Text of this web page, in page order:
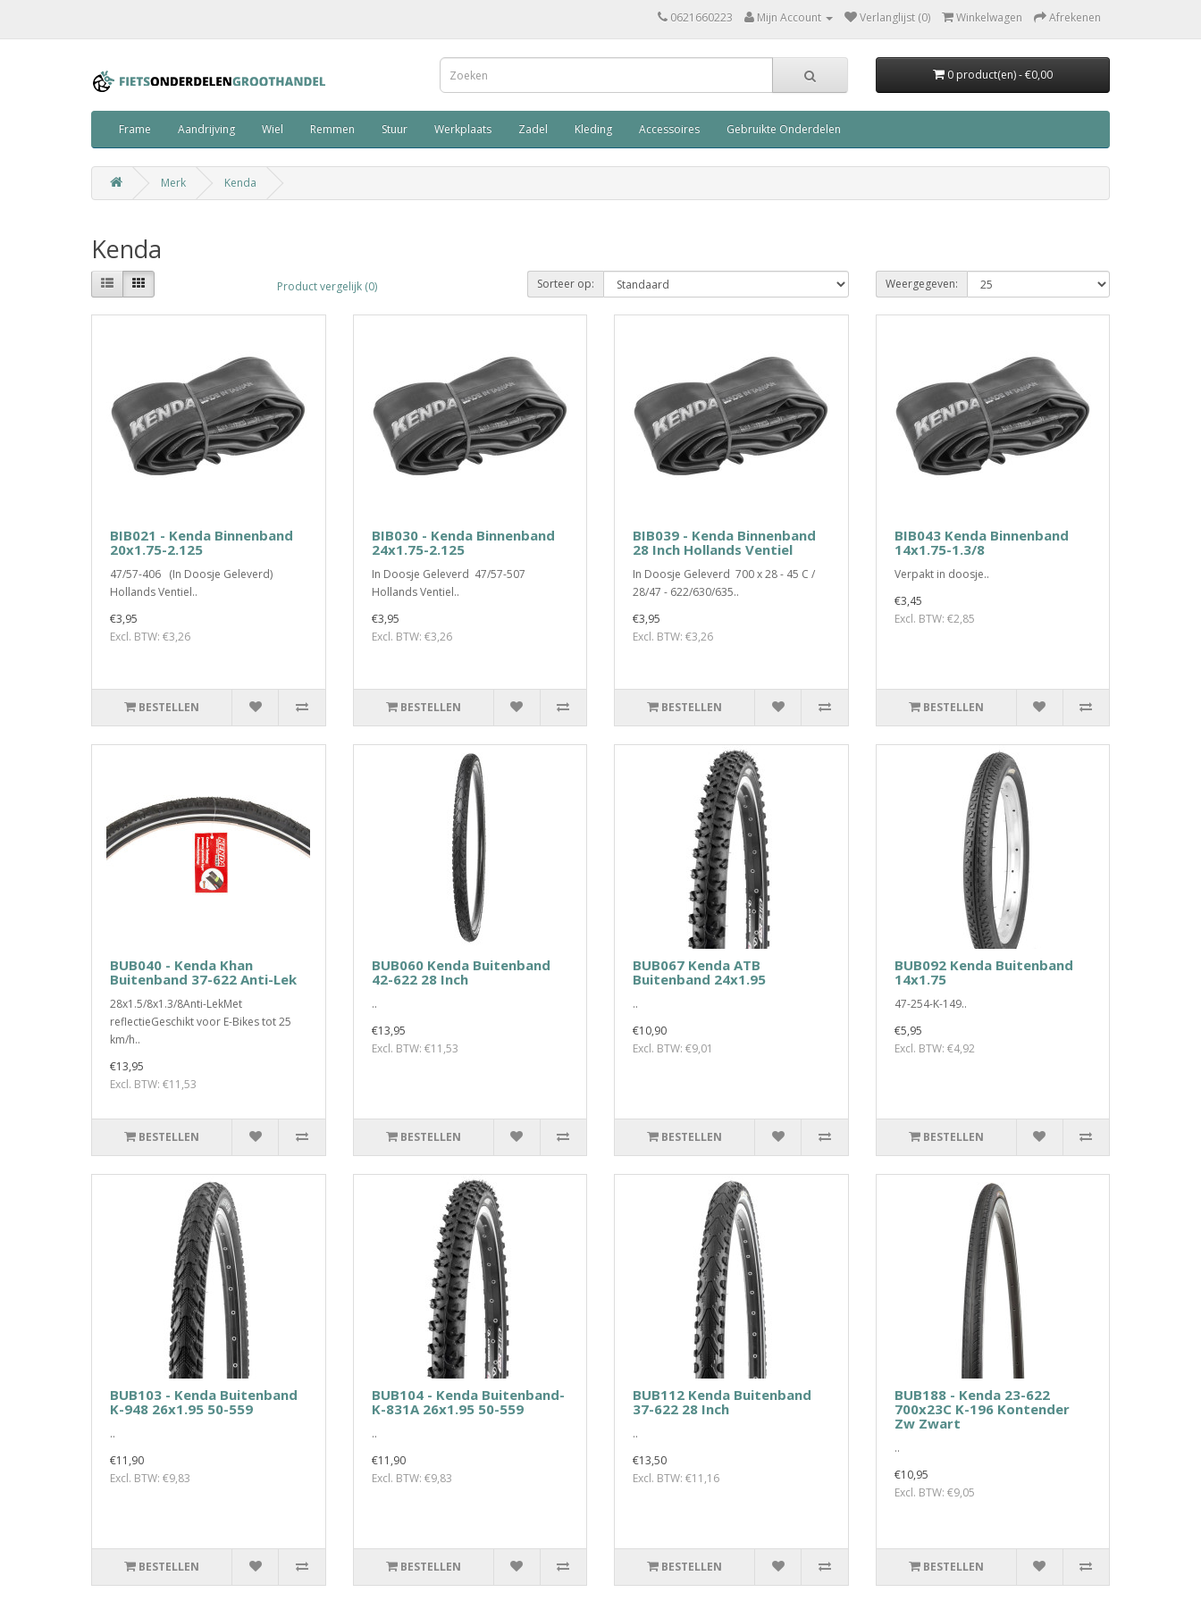
0621660223 Mijn Account Verlanglijst (0) Winkelwagen Afrekenen
0 product(en) - €0,00
Frame Aandrijving Wiel Remmen Stuur Werkplaats Zadel Kleding Accessoires Gebruikte Onderdelen
Merk Kenda
Kenda
Product vergelijk (0) Sorteer op: Weergegeven:
BIB021 - Kenda Binnenband
20x1.75-2.125
47/57-406 (In Doosje Geleverd)
Hollands Ventiel..
€3,95
Excl. BTW: €3,26
BESTELLEN
BIB030 - Kenda Binnenband
24x1.75-2.125
In Doosje Geleverd 47/57-507
Hollands Ventiel..
€3,95
Excl. BTW: €3,26
BESTELLEN
BIB039 - Kenda Binnenband
28 Inch Hollands Ventiel
In Doosje Geleverd 700 x 28 - 45 C /
28/47 - 622/630/635..
€3,95
Excl. BTW: €3,26
BESTELLEN
BIB043 Kenda Binnenband
14x1.75-1.3/8
Verpakt in doosje..
€3,45
Excl. BTW: €2,85
BESTELLEN
BUB040 - Kenda Khan
Buitenband 37-622 Anti-Lek
28x1.5/8x1.3/8Anti-LekMet
reflectieGeschikt voor E-Bikes tot 25
km/h..
€13,95
Excl. BTW: €11,53
BESTELLEN
BUB060 Kenda Buitenband
42-622 28 Inch
..
€13,95
Excl. BTW: €11,53
BESTELLEN
BUB067 Kenda ATB
Buitenband 24x1.95
..
€10,90
Excl. BTW: €9,01
BESTELLEN
BUB092 Kenda Buitenband
14x1.75
47-254-K-149..
€5,95
Excl. BTW: €4,92
BESTELLEN
BUB103 - Kenda Buitenband
K-948 26x1.95 50-559
..
€11,90
Excl. BTW: €9,83
BESTELLEN
BUB104 - Kenda Buitenband-
K-831A 26x1.95 50-559
..
€11,90
Excl. BTW: €9,83
BESTELLEN
BUB112 Kenda Buitenband
37-622 28 Inch
..
€13,50
Excl. BTW: €11,16
BESTELLEN
BUB188 - Kenda 23-622
700x23C K-196 Kontender
Zw Zwart
..
€10,95
Excl. BTW: €9,05
BESTELLEN